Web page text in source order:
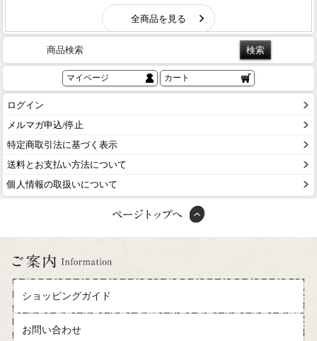
商品検索
マイページ カート
ログイン
メルマガ申込/停止
特定商取引法に基づく表示
送料とお支払い方法について
個人情報の取扱いについて
ショッピングガイド
お問い合わせ